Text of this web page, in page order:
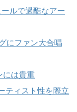
ルで過酷なアー
にファン大合唱
には貴重
ティスト性を際立